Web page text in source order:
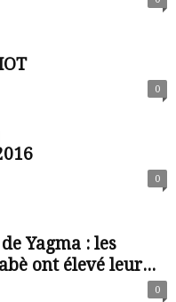
0
0
Yagma : les
ont élevé leur...
0